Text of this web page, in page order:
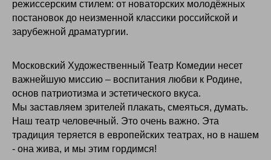
режиссерским стилем: от новаторских молодёжных
постановок до неизменной классики российской и
зарубежной драматургии.
Московский Художественный Театр Комедии несет
важнейшую миссию – воспитания любви к Родине,
основ патриотизма и эстетического вкуса.
Мы заставляем зрителей плакать, смеяться, думать.
Наш театр человечный. Это очень важно. Эта
традиция теряется в европейских театрах, но в нашем
- она жива, и мы этим гордимся!